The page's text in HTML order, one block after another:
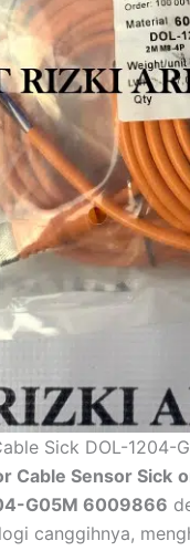
Sick DOL-1204-
Cable Sensor Sick
G05M 6009866
canggihnya,